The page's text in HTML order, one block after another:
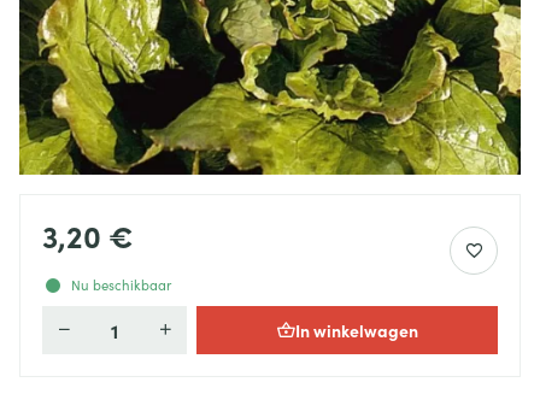
3,20 €
Nu beschikbaar
Aantal In winkelwagen